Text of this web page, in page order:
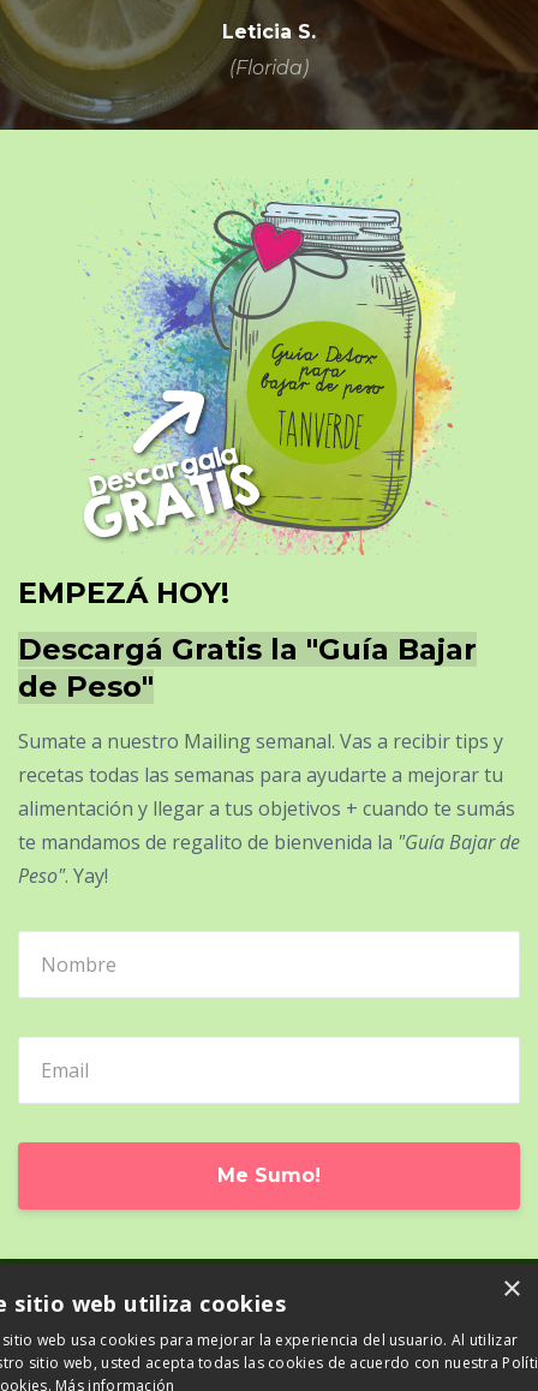
Leticia S.
(Florida)
EMPEZÁ HOY!
Descargá Gratis la "Guía Bajar
de Peso"
Sumate a nuestro Mailing semanal. Vas a recibir tips y
recetas todas las semanas para ayudarte a mejorar tu
alimentación y llegar a tus objetivos + cuando te sumás
te mandamos de regalito de bienvenida la "Guía Bajar de
Peso". Yay!
Me Sumo!
© 2026 TanVerde
Powered by Kajabi
×
sitio web utiliza cookies
sitio web usa cookies para mejorar la experiencia del usuario. Al utilizar
sitio web, usted acepta todas las cookies de acuerdo con nuestra
Más información